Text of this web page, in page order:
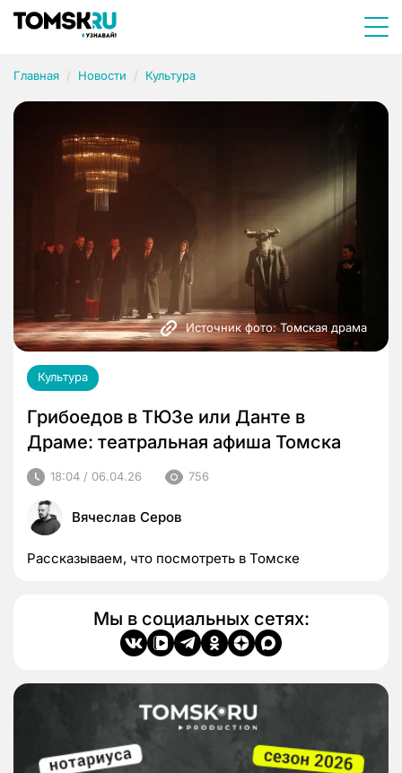
Главная Новости Культура
Источник фото: Томская драма
Культура
Грибоедов в ТЮЗе или Данте в
Драме: театральная афиша Томска
18:04 / 06.04.26 756
Вячеслав Серов
Рассказываем, что посмотреть в Томске
Мы в социальных сетях: